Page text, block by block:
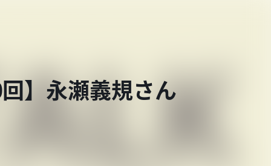
】永瀬義規さん